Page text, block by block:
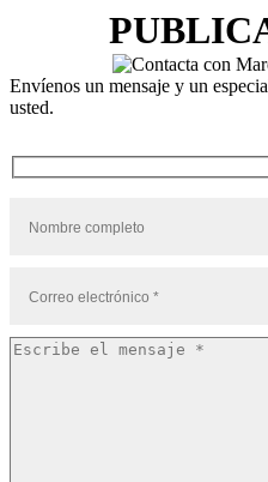
Envíenos un mensaje y un
usted.